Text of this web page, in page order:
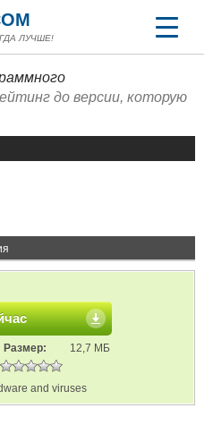
ЛУЧШЕ!
до версии, которую
Размер:
12,7 МБ
and viruses